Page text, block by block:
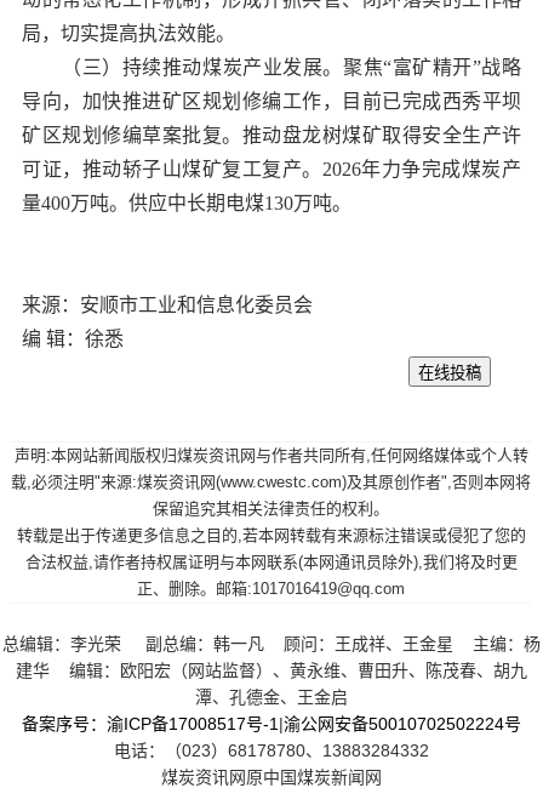
局，切实提高执法效能。
（三）持续推动煤炭产业发展。聚焦“富矿精开”战略
导向，加快推进矿区规划修编工作，目前已完成西秀平坝
矿区规划修编草案批复。推动盘龙树煤矿取得安全生产许
可证，推动轿子山煤矿复工复产。2026年力争完成煤炭产
量400万吨。供应中长期电煤130万吨。
来源：安顺市工业和信息化委员会
编 辑：徐悉
声明:本网站新闻版权归煤炭资讯网与作者共同所有,任何网络媒体或个人转
载,必须注明"来源:煤炭资讯网(www.cwestc.com)及其原创作者",否则本网将
保留追究其相关法律责任的权利。
转载是出于传递更多信息之目的,若本网转载有来源标注错误或侵犯了您的
合法权益,请作者持权属证明与本网联系(本网通讯员除外),我们将及时更
正、删除。邮箱:1017016419@qq.com
总编辑：李光荣 副总编：韩一凡 顾问：王成祥、王金星 主编：杨
建华 编辑：欧阳宏（网站监督）、黄永维、曹田升、陈茂春、胡九
潭、孔德金、王金启
备案序号：渝ICP备17008517号-1 |渝公网安备50010702502224号
电话：（023）68178780、13883284332
煤炭资讯网原中国煤炭新闻网